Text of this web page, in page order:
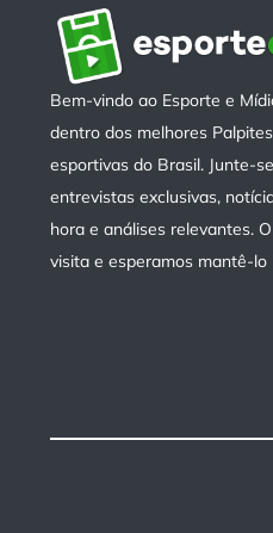
Bem-vindo ao Esporte e
dentro dos melhores
esportivas do Brasil. Junte-
entrevistas exclusivas,
hora e análises relevantes.
visita e esperamos mantê-lo